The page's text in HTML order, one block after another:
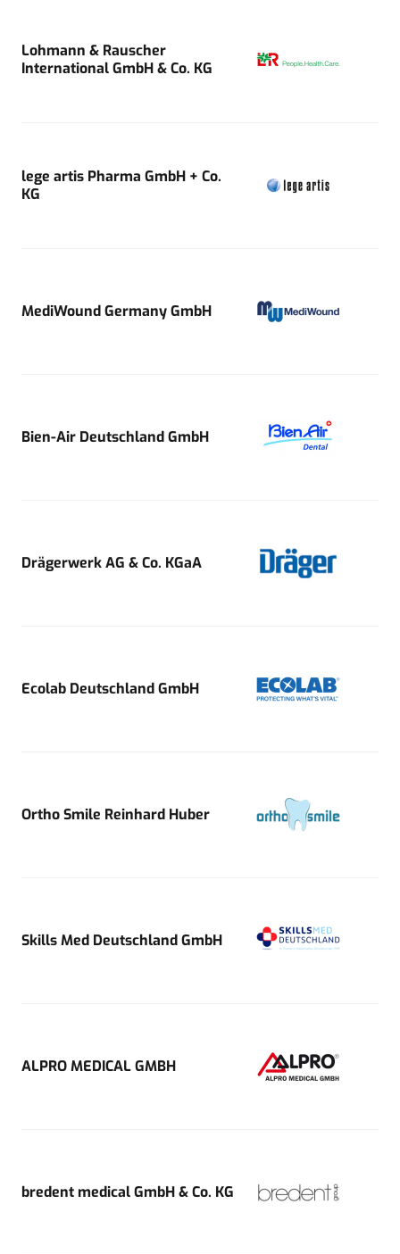
Lohmann & Rauscher
International GmbH & Co. KG
lege artis Pharma GmbH + Co.
KG
MediWound Germany GmbH
Bien-Air Deutschland GmbH
Drägerwerk AG & Co. KGaA
Ecolab Deutschland GmbH
Ortho Smile Reinhard Huber
Skills Med Deutschland GmbH
ALPRO MEDICAL GMBH
bredent medical GmbH & Co. KG